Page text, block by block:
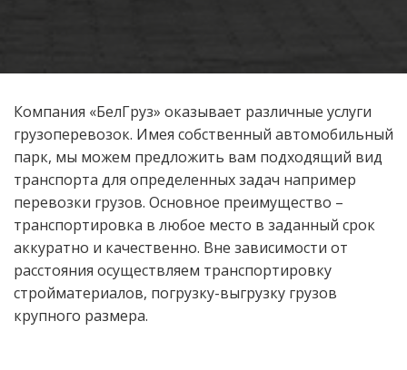
Компания «БелГруз» оказывает различные услуги
грузоперевозок. Имея собственный автомобильный
парк, мы можем предложить вам подходящий вид
транспорта для определенных задач например
перевозки грузов. Основное преимущество –
транспортировка в любое место в заданный срок
аккуратно и качественно. Вне зависимости от
расстояния осуществляем транспортировку
стройматериалов, погрузку-выгрузку грузов
крупного размера.